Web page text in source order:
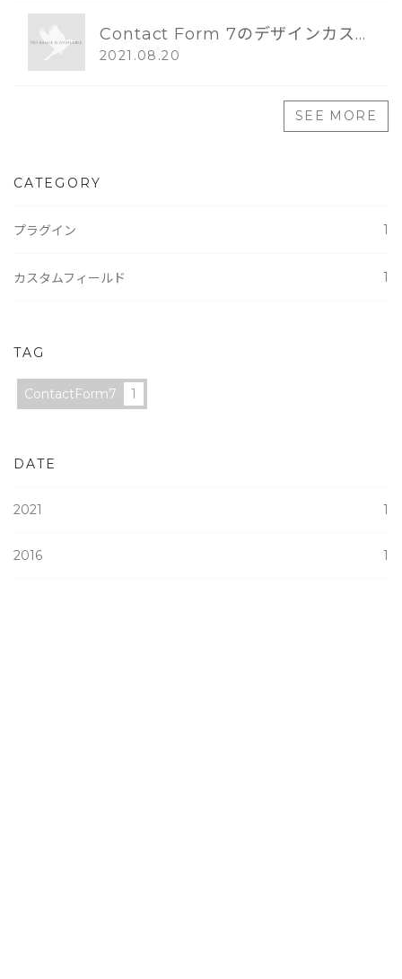
Contact Form 7のデザインカスタマイズ
2021.08.20
SEE MORE
CATEGORY
プラグイン 1
カスタムフィールド 1
TAG
ContactForm7 1
DATE
2021 1
2016 1